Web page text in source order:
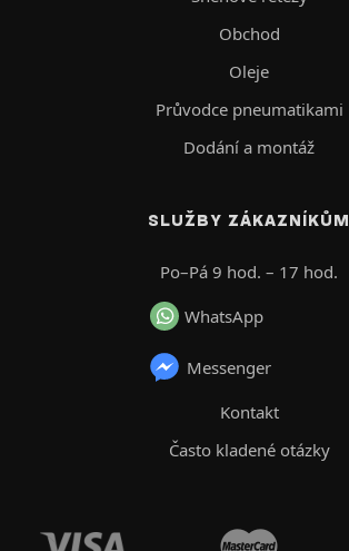
Obchod
Oleje
Průvodce pneumatikami
Dodání a montáž
SLUŽBY ZÁKAZNÍKŮM
Po–Pá 9 hod. – 17 hod.
WhatsApp
Messenger
Kontakt
Často kladené otázky